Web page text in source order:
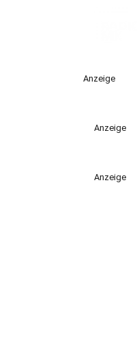
Anzeige
Anzeige
Anzeige